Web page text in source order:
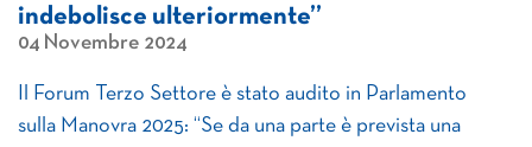
indebolisce ulteriormente”
04 Novembre 2024
Il Forum Terzo Settore è stato audito in Parlamento
sulla Manovra 2025: “Se da una parte è prevista una